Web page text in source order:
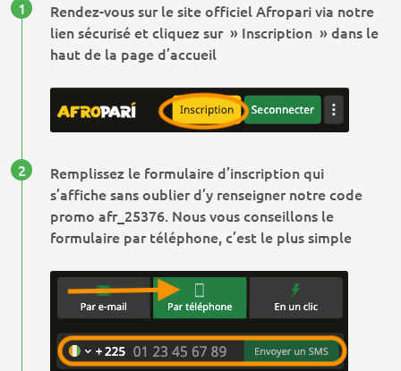
Rendez-vous sur le site officiel Afropari via notre
lien sécurisé et cliquez sur » Inscription » dans le
haut de la page d’accueil
Remplissez le formulaire d’inscription qui
s’affiche sans oublier d’y renseigner notre code
promo afr_25376. Nous vous conseillons le
formulaire par téléphone, c’est le plus simple